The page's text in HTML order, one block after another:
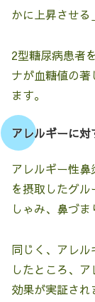
かに上昇させ
2型糖尿病患者
ナが血糖値の著
ます。
アレルギーに対
アレルギー性
を摂取したグ
しゃみ、鼻づ
同じく、アレ
したところ、
効果が実証され